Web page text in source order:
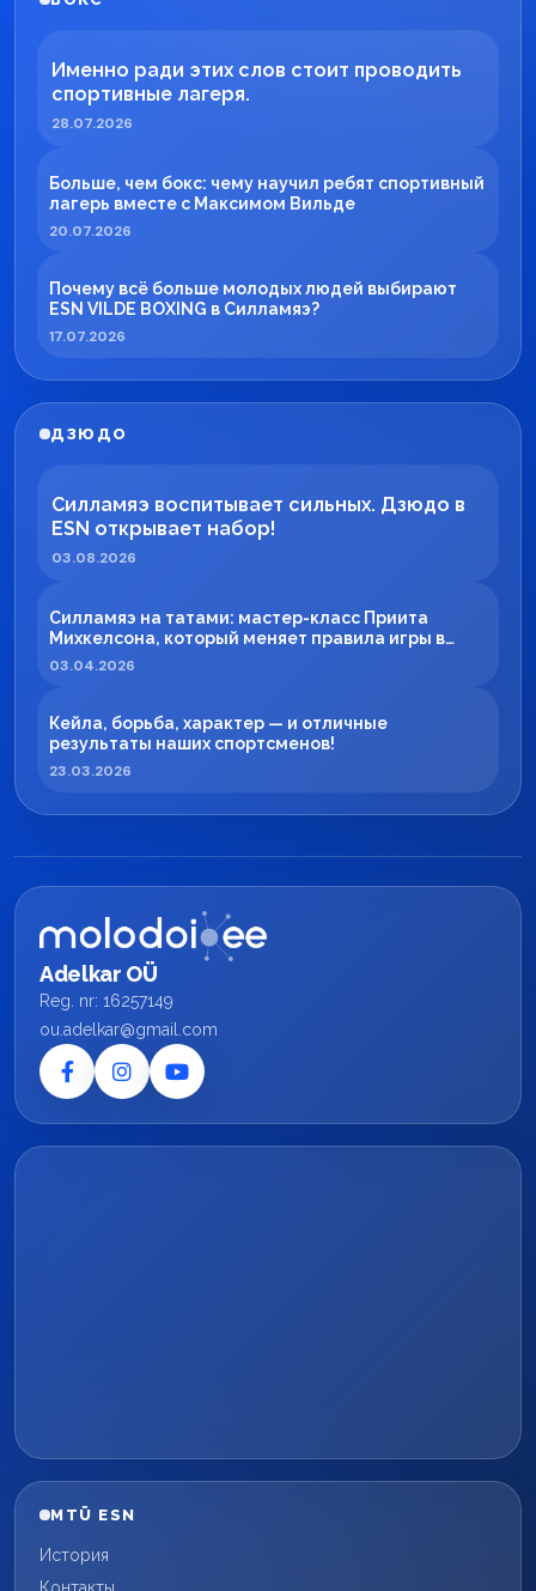
Именно ради этих слов стоит проводить
спортивные лагеря.
28.07.2026
Больше, чем бокс: чему научил ребят спортивный
лагерь вместе с Максимом Вильде
20.07.2026
Почему всё больше молодых людей выбирают
ESN VILDE BOXING в Силламяэ?
17.07.2026
ДЗЮДО
Силламяэ воспитывает сильных. Дзюдо в
ESN открывает набор!
03.08.2026
Силламяэ на татами: мастер-класс Приита
Михкелсона, который меняет правила игры в
регионе
03.04.2026
Кейла, борьба, характер — и отличные
результаты наших спортсменов!
23.03.2026
Adelkar OÜ
Reg. nr: 16257149
ou.adelkar@gmail.com
MTÜ ESN
История
Контакты